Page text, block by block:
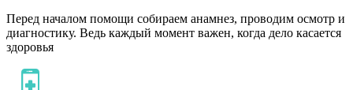
Перед началом помощи собираем анамнез, проводим осмотр и
диагностику. Ведь каждый момент важен, когда дело касается
здоровья